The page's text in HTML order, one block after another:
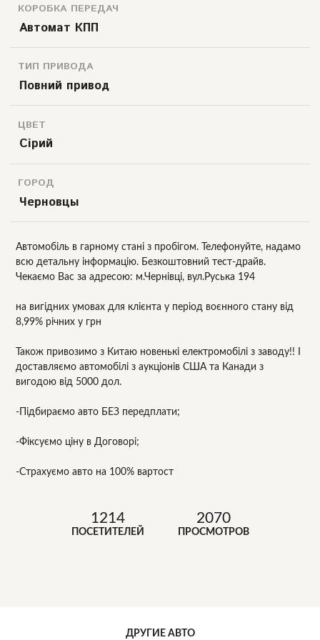
КОРОБКА ПЕРЕДАЧ
Автомат КПП
ТИП ПРИВОДА
Повний привод
ЦВЕТ
Сірий
ГОРОД
Черновцы
Автомобіль в гарному стані з пробігом. Телефонуйте, надамо
всю детальну інформацію. Безкоштовний тест-драйв.
Чекаємо Вас за адресою: м.Чернівці, вул.Руська 194
на вигідних умовах для клієнта у період воєнного стану від
8,99% річних у грн
Також привозимо з Китаю новенькі електромобілі з заводу!! І
доставляємо автомобілі з аукціонів США та Канади з
вигодою від 5000 дол.
-Підбираємо авто БЕЗ передплати;
-Фіксуємо ціну в Договорі;
-Страхуємо авто на 100% вартост
1214
ПОСЕТИТЕЛЕЙ
2070
ПРОСМОТРОВ
ДРУГИЕ АВТО